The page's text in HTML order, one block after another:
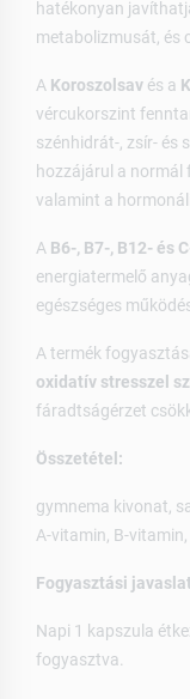
hatékonyan
metabolizmusát, és
A Koroszolsav és a
vércukorszint
szénhidrát-, zsír- és
hozzájárul a normál
valamint a
A B6-, B7-, B12- és
energiatermelő
egészséges
A termék
oxidatív stresszel
fáradtságérzet
Összetétel:
gymnema kivonat,
A-vitamin, B-
Fogyasztási
Napi 1 kapszula
fogyasztva.